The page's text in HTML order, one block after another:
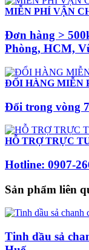
MIỄN PHÍ VẬN
Đơn hàng >
Phòng, HCM,
ĐỔI HÀNG MIỄN
Đổi trong vòng
HỖ TRỢ TRỰC
Hotline: 0907-
Sản phẩm liên
Tinh dầu sả